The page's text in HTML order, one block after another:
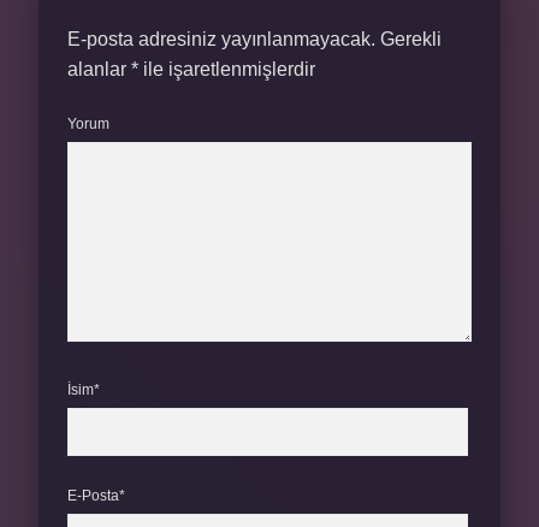
E-posta adresiniz yayınlanmayacak. Gerekli
alanlar * ile işaretlenmişlerdir
Yorum
İsim*
E-Posta*